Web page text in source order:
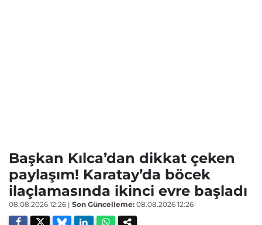
Başkan Kılca’dan dikkat çeken
paylaşım! Karatay’da böcek
ilaçlamasında ikinci evre başladı
08.08.2026 12:26 | Son Güncelleme: 08.08.2026 12:26